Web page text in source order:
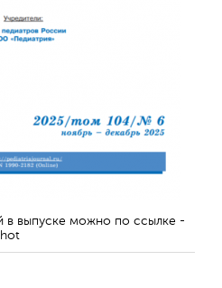
в выпуске можно по ссылке -